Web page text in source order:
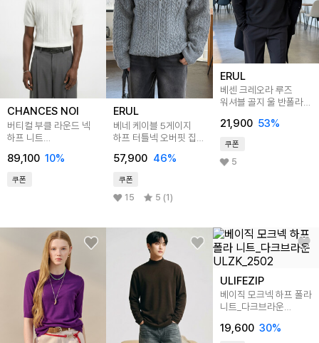
CHANCES NOI
버티컬 부클 라운드 넥
하프 니트
89,100 10%
쿠폰
ERUL
베네 케이블 5게이지
하프 터틀넥 오버핏 집업
57,900 46%
쿠폰
15 5 (1)
ERUL
베센 크레오라 루즈
워셔블 골지 울 반폴라
21,900 53%
쿠폰
5
ULIFEZIP
베이직 모크넥 하프 폴라
니트_다크브라운
19,600 30%